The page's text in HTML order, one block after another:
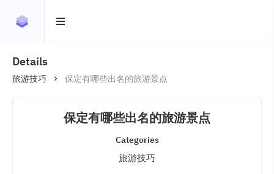
Details
旅游技巧 保定有哪些出名的旅游景点
保定有哪些出名的旅游景点
Categories
旅游技巧